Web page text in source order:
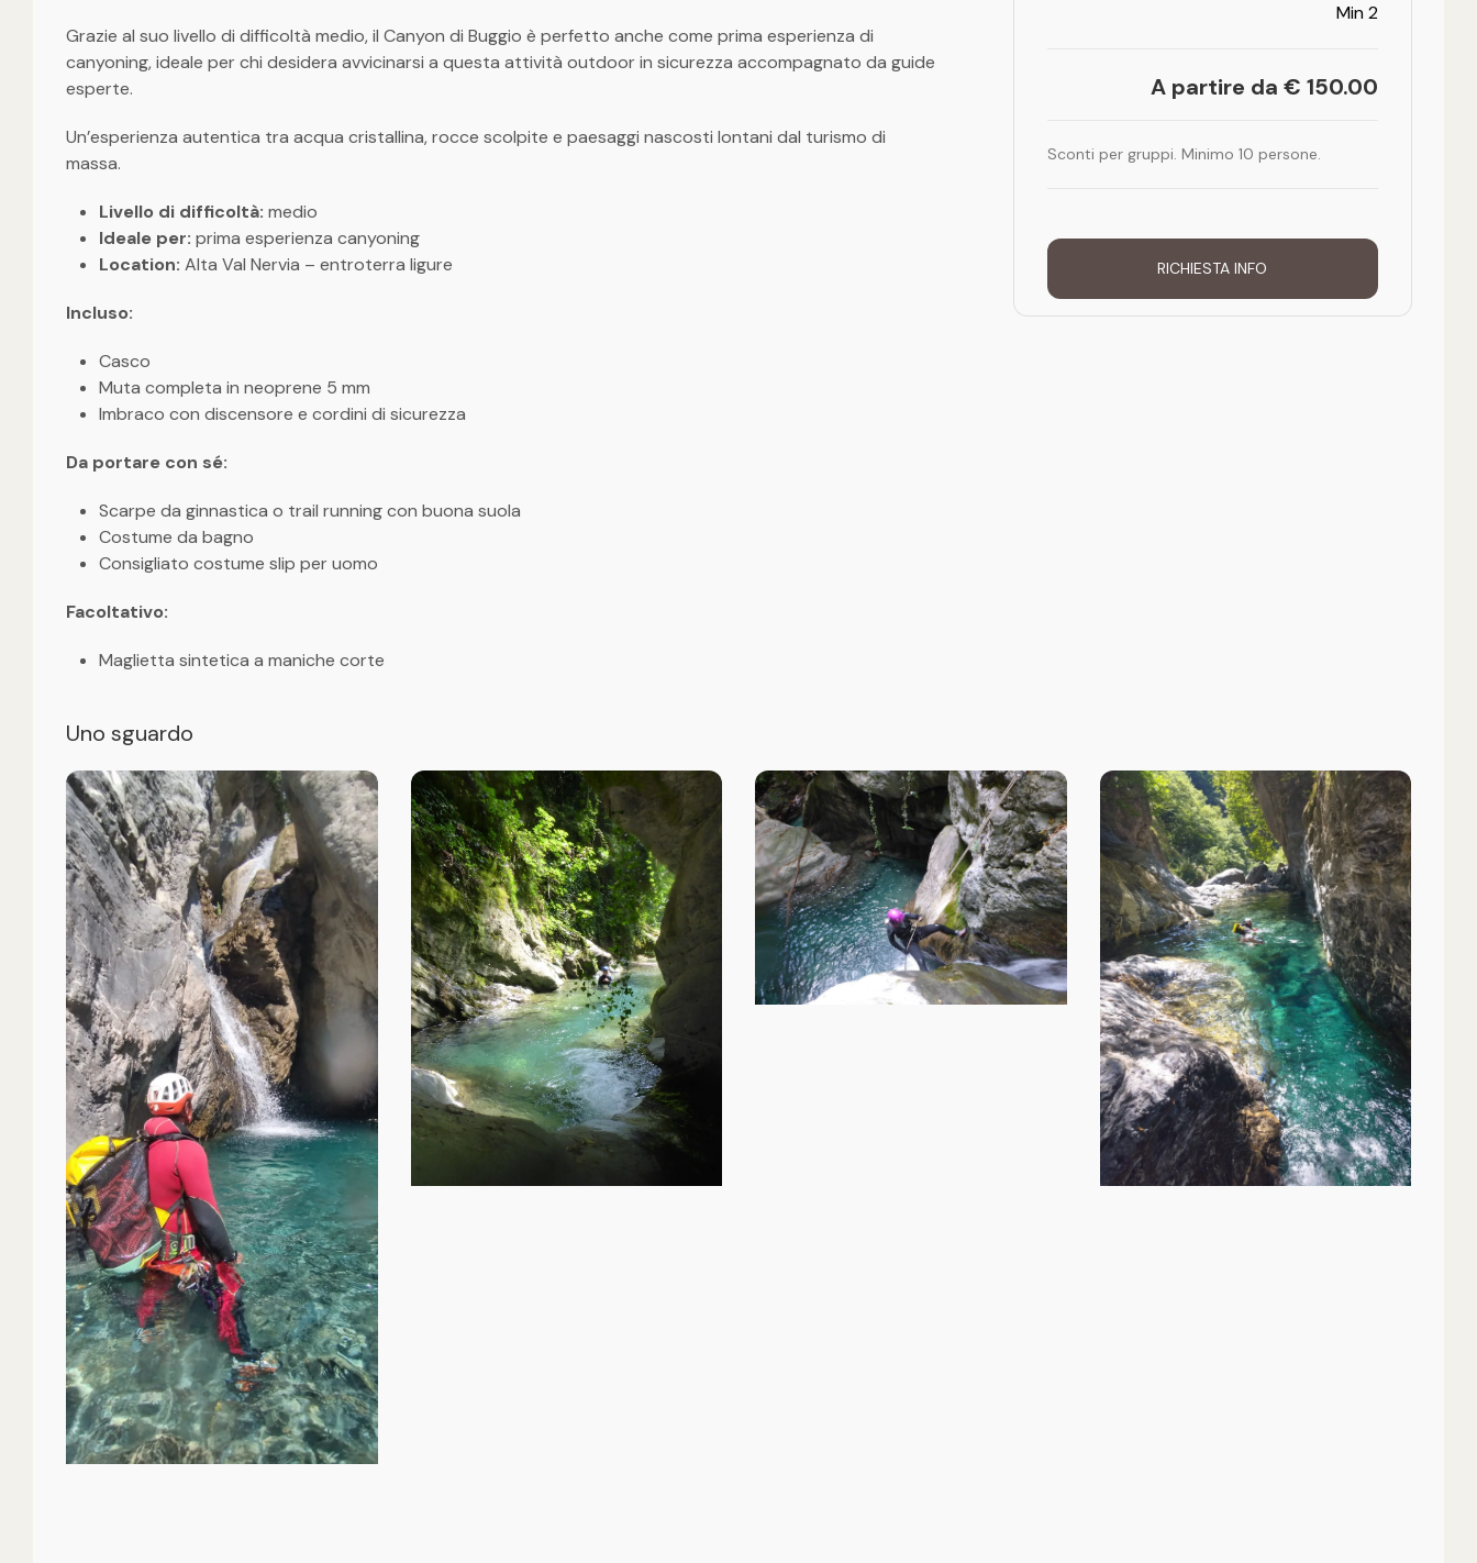
Grazie al suo livello di difficoltà medio, il Canyon di Buggio è perfetto anche come prima esperienza di
canyoning, ideale per chi desidera avvicinarsi a questa attività outdoor in sicurezza accompagnato da guide
esperte.
Un’esperienza autentica tra acqua cristallina, rocce scolpite e paesaggi nascosti lontani dal turismo di
massa.
Livello di difficoltà: medio
Ideale per: prima esperienza canyoning
Location: Alta Val Nervia – entroterra ligure
Incluso:
Casco
Muta completa in neoprene 5 mm
Imbraco con discensore e cordini di sicurezza
Da portare con sé:
Scarpe da ginnastica o trail running con buona suola
Costume da bagno
Consigliato costume slip per uomo
Facoltativo:
Maglietta sintetica a maniche corte
Min 2
A partire da € 150.00
Sconti per gruppi. Minimo 10 persone.
RICHIESTA INFO
Uno sguardo